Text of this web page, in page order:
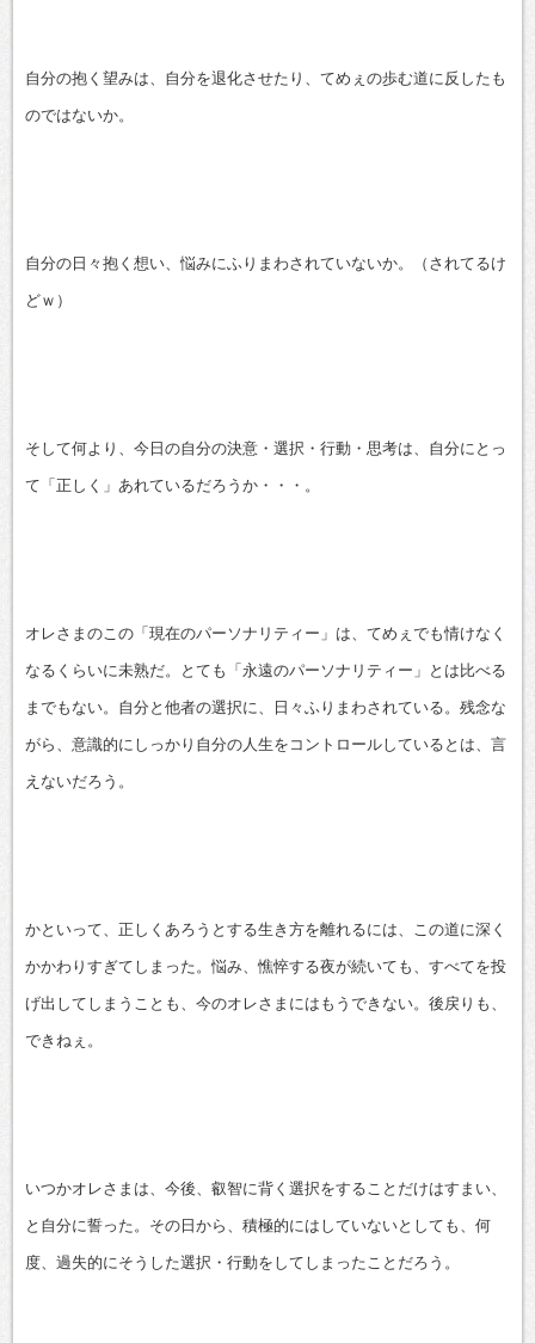
自分の抱く望みは、自分を退化させたり、てめぇの歩む道に反したも
のではないか。
自分の日々抱く想い、悩みにふりまわされていないか。（されてるけ
どｗ）
そして何より、今日の自分の決意・選択・行動・思考は、自分にとっ
て「正しく」あれているだろうか・・・。
オレさまのこの「現在のパーソナリティー」は、てめぇでも情けなく
なるくらいに未熟だ。とても「永遠のパーソナリティー」とは比べる
までもない。自分と他者の選択に、日々ふりまわされている。残念な
がら、意識的にしっかり自分の人生をコントロールしているとは、言
えないだろう。
かといって、正しくあろうとする生き方を離れるには、この道に深く
かかわりすぎてしまった。悩み、憔悴する夜が続いても、すべてを投
げ出してしまうことも、今のオレさまにはもうできない。後戻りも、
できねぇ。
いつかオレさまは、今後、叡智に背く選択をすることだけはすまい、
と自分に誓った。その日から、積極的にはしていないとしても、何
度、過失的にそうした選択・行動をしてしまったことだろう。